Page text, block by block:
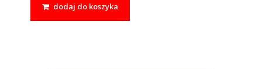
dodaj do koszyka